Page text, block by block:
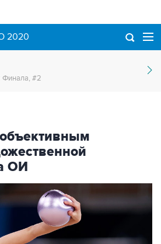
2020
#2
ОИ